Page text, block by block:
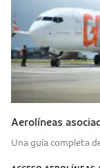
Aerolíneas
Una guía completa